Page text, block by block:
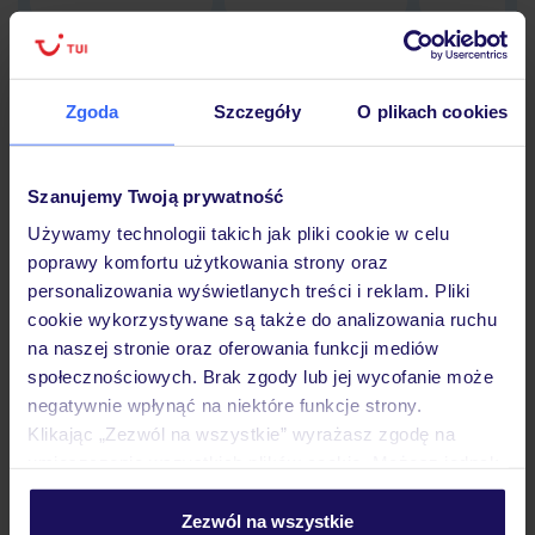
Zgoda Szczegóły O plikach cookies
Szanujemy Twoją prywatność
Używamy technologii takich jak pliki cookie w celu
poprawy komfortu użytkowania strony oraz
personalizowania wyświetlanych treści i reklam. Pliki
cookie wykorzystywane są także do analizowania ruchu
na naszej stronie oraz oferowania funkcji mediów
społecznościowych. Brak zgody lub jej wycofanie może
negatywnie wpłynąć na niektóre funkcje strony.
Klikając „Zezwól na wszystkie” wyrażasz zgodę na
personalizować swój wybór wchodząc w zakładkę
Zezwól na wszystkie
Hotel
Opinie
Pokoje
Wyżywienie
Atrakcje